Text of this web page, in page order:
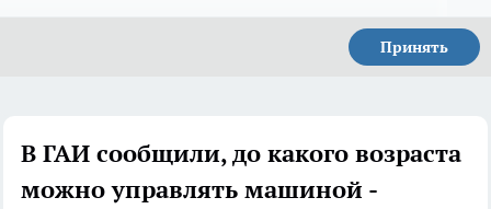
Принять
В ГАИ сообщили, до какого возраста
можно управлять машиной -